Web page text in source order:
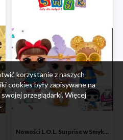
Nowości L.O.L. Surprise w Smyku do -45%
korzystanie z naszych
cookies były zapisywane na
przeglądarki. Więcej
.